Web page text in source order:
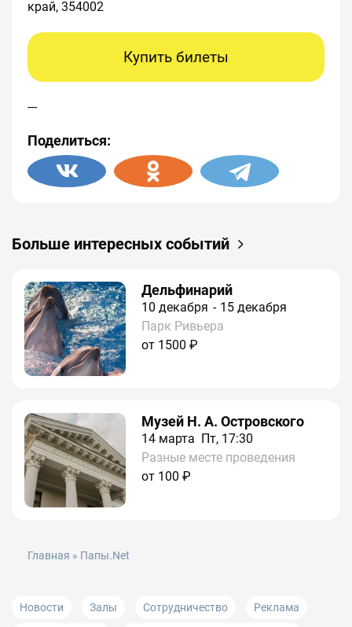
Адрес проведения:
2366041740, Краснодарский край, г. Сочи, ул.
Островского, д. 17/24, помещ. 1
Билетный оператор:
край, 354002
Купить билеты
---
Поделиться:
Больше интересных событий
Дельфинарий
10 декабря 15 декабря
Парк Ривьера
от 1500 ₽
Музей Н. А. Островского
14 марта Пт, 17:30
Разные месте проведения
от 100 ₽
Главная » Папы.Net
Новости Залы Сотрудничество Реклама